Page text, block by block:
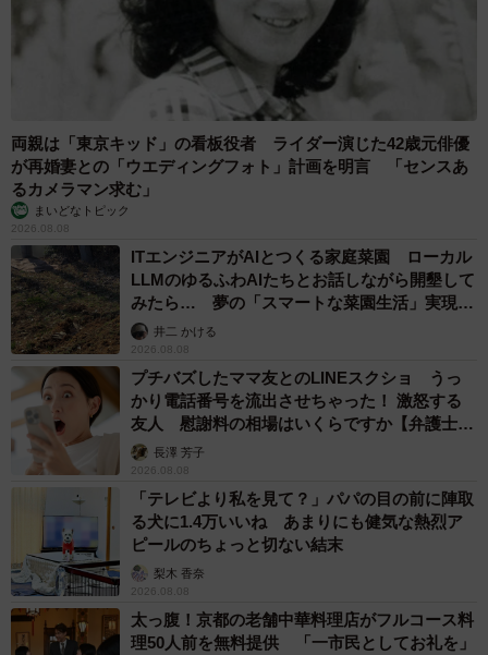
両親は「東京キッド」の看板役者 ライダー演じた42歳元俳優
が再婚妻との「ウエディングフォト」計画を明言 「センスあ
るカメラマン求む」
まいどなトピック
2026.08.08
ITエンジニアがAIとつくる家庭菜園 ローカル
LLMのゆるふわAIたちとお話しながら開墾して
みたら… 夢の「スマートな菜園生活」実現な
るか井二 かける
2026.08.08
プチバズしたママ友とのLINEスクショ うっ
かり電話番号を流出させちゃった！ 激怒する
友人 慰謝料の相場はいくらですか【弁護士が
解説】長澤 芳子
2026.08.08
「テレビより私を見て？」パパの目の前に陣取
る犬に1.4万いいね あまりにも健気な熱烈ア
ピールのちょっと切ない結末
梨木 香奈
2026.08.08
太っ腹！京都の老舗中華料理店がフルコース料
理50人前を無料提供 「一市民としてお礼を」